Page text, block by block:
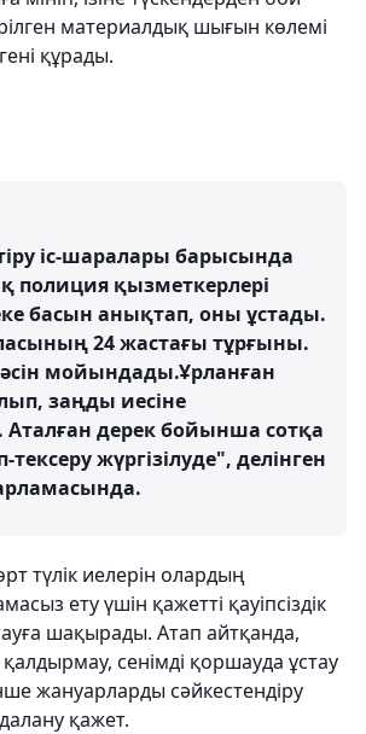
материалдық шығын көлемі
құрады.
іс-шаралары барысында
полиция қызметкерлері
басын анықтап, оны ұстады.
24 жастағы тұрғыны.
мойындады.Ұрланған
заңды иесіне
дерек бойынша сотқа
тексеру жүргізілуде", делінген
түлік иелерін олардың
ету үшін қажетті қауіпсіздік
шақырады. Атап айтқанда,
сенімді қоршауда ұстау
жануарларды сәйкестендіру
қажет.